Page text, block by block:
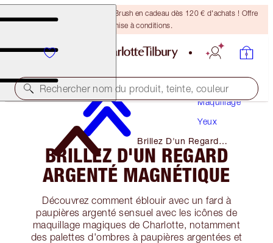
Recevez un pinceau Bronzing Brush en cadeau dès 120 € d'achats ! Offre
soumise à conditions.
Rechercher nom du produit, teinte, couleur
Maquillage
Yeux
Brillez D'un Regard
Argenté Magnétique
BRILLEZ D'UN REGARD
ARGENTÉ MAGNÉTIQUE
Découvrez comment éblouir avec un fard à
paupières argenté sensuel avec les icônes de
maquillage magiques de Charlotte, notamment
des palettes d'ombres à paupières argentées et